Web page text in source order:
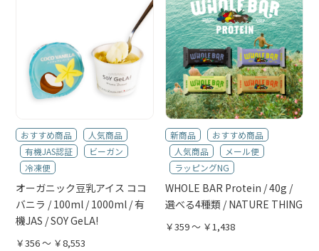
おすすめ商品
人気商品
有機JAS認証
ビーガン
冷凍便
オーガニック豆乳アイス ココ
バニラ / 100ml / 1000ml / 有
機JAS / SOY GeLA!
￥356 ～ ￥8,553
新商品
おすすめ商品
人気商品
メール便
ラッピングNG
WHOLE BAR Protein / 40g /
選べる4種類 / NATURE THING
￥359 ～ ￥1,438